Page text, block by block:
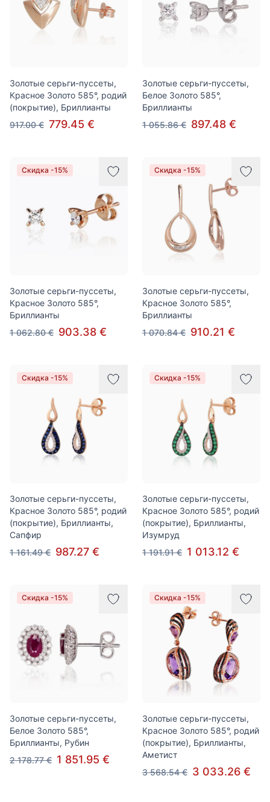
Золотые серьги-пуссеты,
Красное Золото 585°, родий
(покрытие), Бриллианты
917.00 € 779.45 €
Золотые серьги-пуссеты,
Белое Золото 585°,
Бриллианты
1 055.86 € 897.48 €
Скидка -15%
Золотые серьги-пуссеты,
Красное Золото 585°,
Бриллианты
1 062.80 € 903.38 €
Скидка -15%
Золотые серьги-пуссеты,
Красное Золото 585°,
Бриллианты
1 070.84 € 910.21 €
Скидка -15%
Золотые серьги-пуссеты,
Красное Золото 585°, родий
(покрытие), Бриллианты,
Сапфир
1 161.49 € 987.27 €
Скидка -15%
Золотые серьги-пуссеты,
Красное Золото 585°, родий
(покрытие), Бриллианты,
Изумруд
1 191.91 € 1 013.12 €
Скидка -15%
Золотые серьги-пуссеты,
Белое Золото 585°,
Бриллианты, Рубин
2 178.77 € 1 851.95 €
Скидка -15%
Золотые серьги-пуссеты,
Красное Золото 585°, родий
(покрытие), Бриллианты,
Аметист
3 568.54 € 3 033.26 €